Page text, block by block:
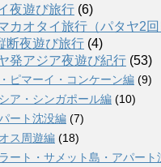
夜遊び旅行 (6)
カオタイ旅行（パタヤ2回
断夜遊び旅行 (4)
発アジア夜遊び紀行 (53)
ピマーイ・コンケーン編 (9)
ア・シンガポール編 (10)
ート沈没編 (7)
ス周遊編 (18)
ート・サメット島・アパート